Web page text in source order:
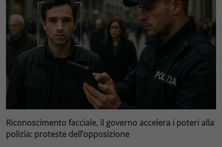
Riconoscimento facciale, il governo accelera i poteri alla
polizia: proteste dell’opposizione